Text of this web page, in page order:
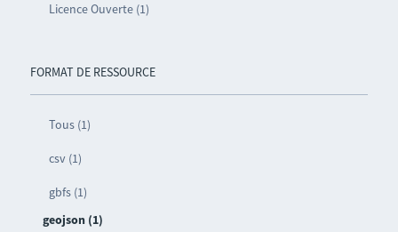
Licence Ouverte (1)
FORMAT DE RESSOURCE
Tous (1)
csv (1)
gbfs (1)
geojson (1)